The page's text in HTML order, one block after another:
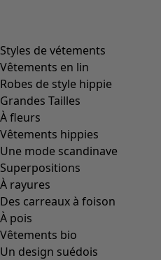
Styles de vétements
Vêtements en lin
Robes de style hippie
Grandes Tailles
À fleurs
Vêtements hippies
Une mode scandinave
Superpositions
À rayures
Des carreaux à foison
À pois
Vêtements bio
Un design suédois